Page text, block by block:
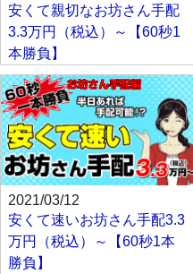
安くて親切なお坊さん手配
3.3万円（税込）～【60秒1
本勝負】
2021/03/12
安くて速いお坊さん手配3.3
万円（税込）～【60秒1本
勝負】